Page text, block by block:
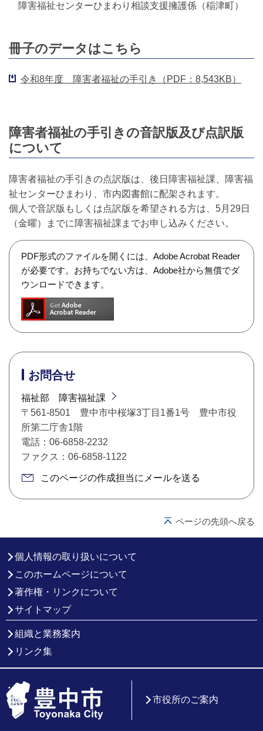
障害福祉センターひまわり相談支援擁護係（稲津町）
冊子のデータはこちら
令和8年度 障害者福祉の手引き（PDF：8,543KB）
障害者福祉の手引きの音訳版及び点訳版
について
障害者福祉の手引きの点訳版は、後日障害福祉課、障害福
祉センターひまわり、市内図書館に配架されます。
個人で音訳版もしくは点訳版を希望される方は、5月29日
（金曜）までに障害福祉課までお申し込みください。
PDF形式のファイルを開くには、Adobe Acrobat Reader
が必要です。お持ちでない方は、Adobe社から無償でダ
ウンロードできます。
お問合せ
福祉部 障害福祉課
〒561-8501 豊中市中桜塚3丁目1番1号 豊中市役
所第二庁舎1階
電話：06-6858-2232
ファクス：06-6858-1122
このページの作成担当にメールを送る
ページの先頭へ戻る
個人情報の取り扱いについて
このホームページについて
著作権・リンクについて
サイトマップ
組織と業務案内
リンク集
市役所のご案内